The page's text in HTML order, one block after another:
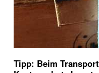
Tipp: Beim